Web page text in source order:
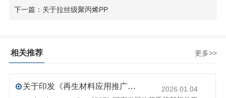
下一篇：关于拉丝级聚丙烯PP
相关推荐 更多>>
关于印发《再生材料应用推广行动方案》的通知(发改环资〔2025〕1681号)
2026.01.04